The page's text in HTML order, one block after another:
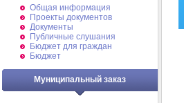
Общая информация
Проекты документов
Документы
Публичные слушания
Бюджет для граждан
Бюджет
Муниципальный заказ